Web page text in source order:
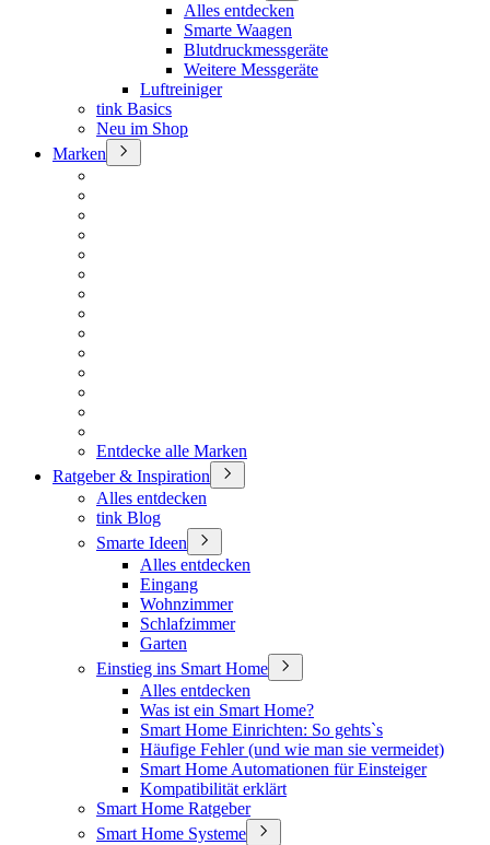
Alles entdecken
Smarte Waagen
Blutdruckmessgeräte
Weitere Messgeräte
Luftreiniger
tink Basics
Neu im Shop
Marken
Entdecke alle Marken
Ratgeber & Inspiration
Alles entdecken
tink Blog
Smarte Ideen
Alles entdecken
Eingang
Wohnzimmer
Schlafzimmer
Garten
Einstieg ins Smart Home
Alles entdecken
Was ist ein Smart Home?
Smart Home Einrichten: So gehts`s
Häufige Fehler (und wie man sie vermeidet)
Smart Home Automationen für Einsteiger
Kompatibilität erklärt
Smart Home Ratgeber
Smart Home Systeme